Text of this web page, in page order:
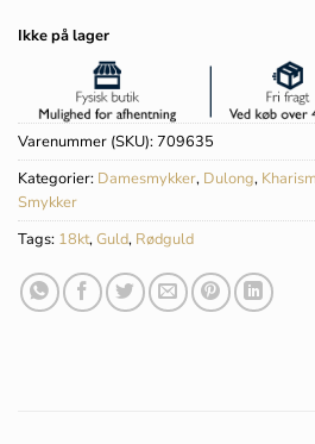
Ikke på lager
Varenummer (SKU):709635
Kategorier: Damesmykker, Dulong,
Smykker
Tags: 18kt,Guld, Rødguld